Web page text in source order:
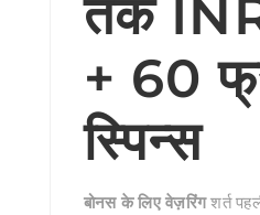
तक
+ 60
स्पिन्स
बोनस के लिए वेज़रिंगशर्त